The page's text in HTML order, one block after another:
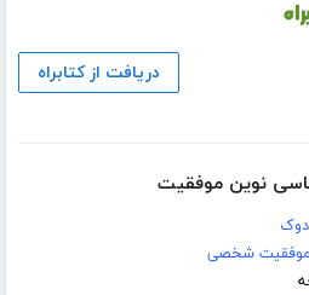
دریافت از کتابراه
نوین موفقیت
دوک
موفقیت شخصی